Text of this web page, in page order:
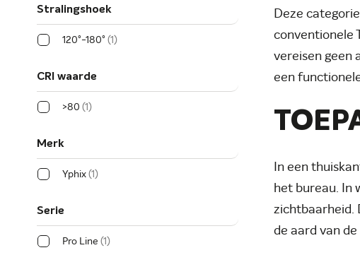
Deze
conventionele
vereisen geen
een
In een
het bureau. In
zichtbaarheid.
de aard van
Stralingshoek
120°-180° 1
CRI waarde
>80 1
Merk
Yphix 1
Serie
Pro Line 1